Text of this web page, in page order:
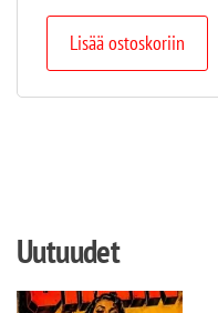
Lisää ostoskoriin
Uutuudet